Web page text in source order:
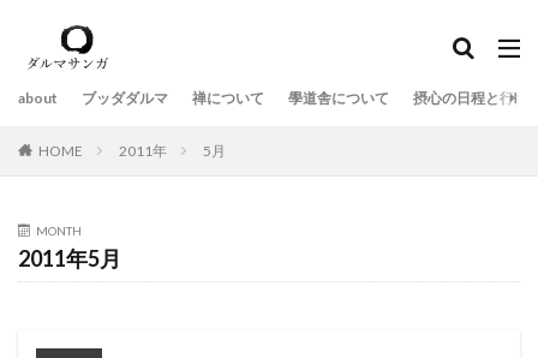
about ブッダダルマ 禅について 學道舎について 摂心の日程と行持
HOME 2011年 5月
MONTH
2011年5月